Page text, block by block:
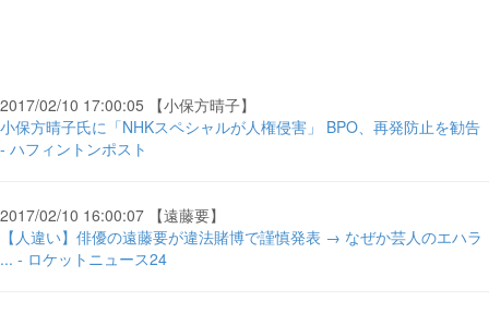
2017/02/10 17:00:05 【小保方晴子】
小保方晴子氏に「NHKスペシャルが人権侵害」 BPO、再発防止を勧告
- ハフィントンポスト
2017/02/10 16:00:07 【遠藤要】
【人違い】俳優の遠藤要が違法賭博で謹慎発表 → なぜか芸人のエハラ
... - ロケットニュース24